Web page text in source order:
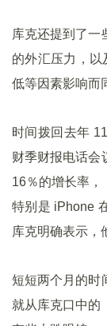
库克还提到了一
的外汇压力，以
低等因素影响而
时间拨回去年
财季财报电话会
16％的增长率
特别是 iPhone
库克明确表示，
短短两个月的时
就从库克口中的